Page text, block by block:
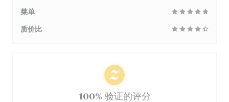
菜单
质价比
100% 验证的评分